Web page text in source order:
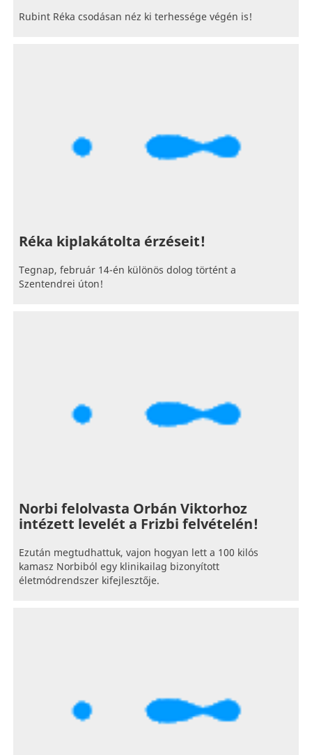
Rubint Réka csodásan néz ki terhessége végén is!
Réka kiplakátolta érzéseit!
Tegnap, február 14-én különös dolog történt a
Szentendrei úton!
Norbi felolvasta Orbán Viktorhoz
intézett levelét a Frizbi felvételén!
Ezután megtudhattuk, vajon hogyan lett a 100 kilós
kamasz Norbiból egy klinikailag bizonyított
életmódrendszer kifejlesztője.